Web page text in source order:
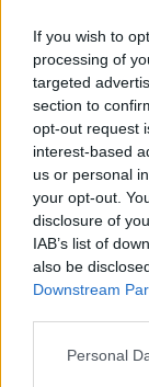
If you wish to
processing of
targeted
section to
opt-out request
interest-based
us or personal
your opt-out.
disclosure of
IAB’s list of
also be
Downstream
Personal
lesz elérhető.
Fontos!A
igényelhető
korábban az
CSOK-ot. Ha
lakás
folyósítás